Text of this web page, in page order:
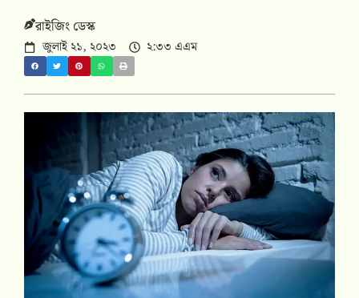
রাইজিং ডেস্ক
জুলাই ২১, ২০২৩ ২:৩৩ এএম